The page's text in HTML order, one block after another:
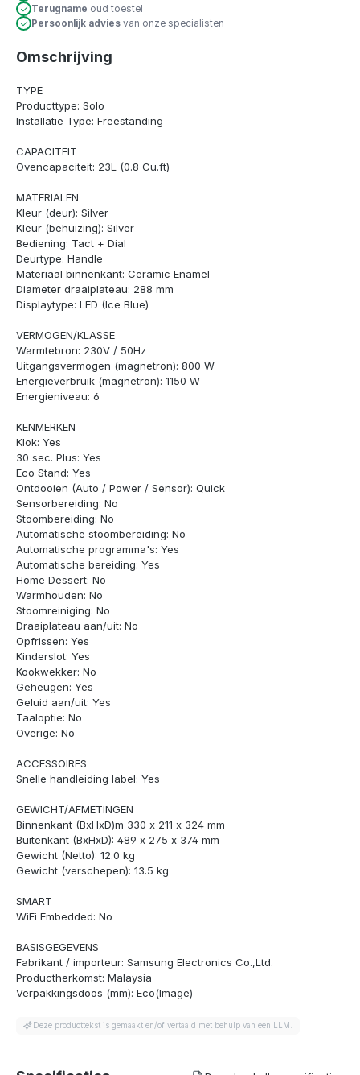
Terugname oud toestel
Persoonlijk advies van onze specialisten
Omschrijving
TYPE
Producttype: Solo
Installatie Type: Freestanding
CAPACITEIT
Ovencapaciteit: 23L (0.8 Cu.ft)
MATERIALEN
Kleur (deur): Silver
Kleur (behuizing): Silver
Bediening: Tact + Dial
Deurtype: Handle
Materiaal binnenkant: Ceramic Enamel
Diameter draaiplateau: 288 mm
Displaytype: LED (Ice Blue)
VERMOGEN/KLASSE
Warmtebron: 230V / 50Hz
Uitgangsvermogen (magnetron): 800 W
Energieverbruik (magnetron): 1150 W
Energieniveau: 6
KENMERKEN
Klok: Yes
30 sec. Plus: Yes
Eco Stand: Yes
Ontdooien (Auto / Power / Sensor): Quick
Sensorbereiding: No
Stoombereiding: No
Automatische stoombereiding: No
Automatische programma's: Yes
Automatische bereiding: Yes
Home Dessert: No
Warmhouden: No
Stoomreiniging: No
Draaiplateau aan/uit: No
Opfrissen: Yes
Kinderslot: Yes
Kookwekker: No
Geheugen: Yes
Geluid aan/uit: Yes
Taaloptie: No
Overige: No
ACCESSOIRES
Snelle handleiding label: Yes
GEWICHT/AFMETINGEN
Binnenkant (BxHxD)m 330 x 211 x 324 mm
Buitenkant (BxHxD): 489 x 275 x 374 mm
Gewicht (Netto): 12.0 kg
Gewicht (verschepen): 13.5 kg
SMART
WiFi Embedded: No
BASISGEGEVENS
Fabrikant / importeur: Samsung Electronics Co.,Ltd.
Productherkomst: Malaysia
Verpakkingsdoos (mm): Eco(Image)
Deze producttekst is gemaakt en/of vertaald met behulp van een LLM.